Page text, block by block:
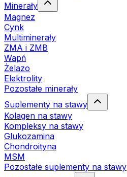
Minerały
Magnez
Cynk
Multiminerały
ZMA i ZMB
Wapń
Żelazo
Elektrolity
Pozostałe minerały
Suplementy na stawy
Kolagen na stawy
Kompleksy na stawy
Glukozamina
Chondroityna
MSM
Pozostałe suplementy na stawy